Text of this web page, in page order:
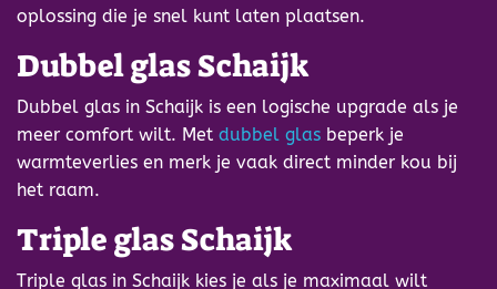
oplossing die je snel kunt laten plaatsen.
Dubbel glas Schaijk
Dubbel glas in Schaijk is een logische upgrade als je
meer comfort wilt. Met dubbel glas beperk je
warmteverlies en merk je vaak direct minder kou bij
het raam.
Triple glas Schaijk
Triple glas in Schaijk kies je als je maximaal wilt